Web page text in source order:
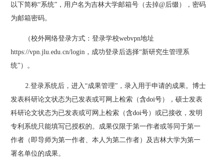
以下简称“系统”，用户名为吉林大学邮箱号（去掉@后缀），密码
为邮箱密码。
（校外网络登录方式：登录学校webvpn地址
https://vpn.jlu.edu.cn/login，成功登录后选择“新研究生管理系
统”）。
2.登录系统后，进入“成果管理”，录入用于申请的成果。博士
发表科研论文状态为已发表或可网上检索（含doi号），硕士发表
科研论文状态为已发表或可网上检索（含doi号）或已接收，发明
专利 系统只能填写已授权的 。 成果仅限于第一作者或等同于第一
作者（即导师为第一作者、本人为第二作者）及吉林大学为第一
署名单位的成果。